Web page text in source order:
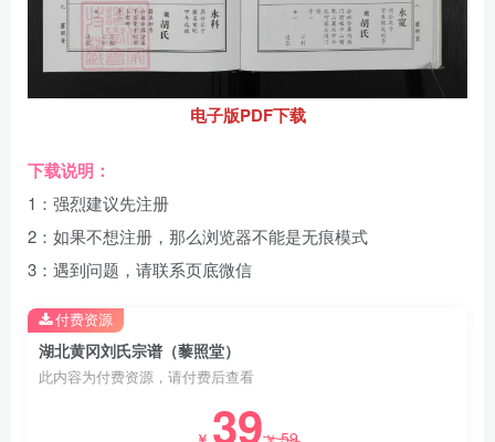
电子版PDF下载
下载说明：
1：强烈建议先注册
2：如果不想注册，那么浏览器不能是无痕模式
3：遇到问题，请联系页底微信
湖北黄冈刘氏宗谱（藜照堂）
此内容为付费资源，请付费后查看
39￥59
付费资源